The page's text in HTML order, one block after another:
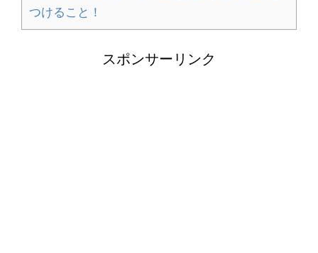
つけること！
スポンサーリンク